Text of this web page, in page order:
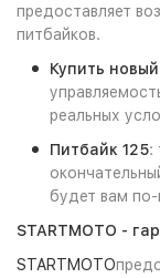
предоставляет
питбайков.
Купить
реальных
Питбайк 125:
будет вам
STARTMOTO -
STARTMOTO